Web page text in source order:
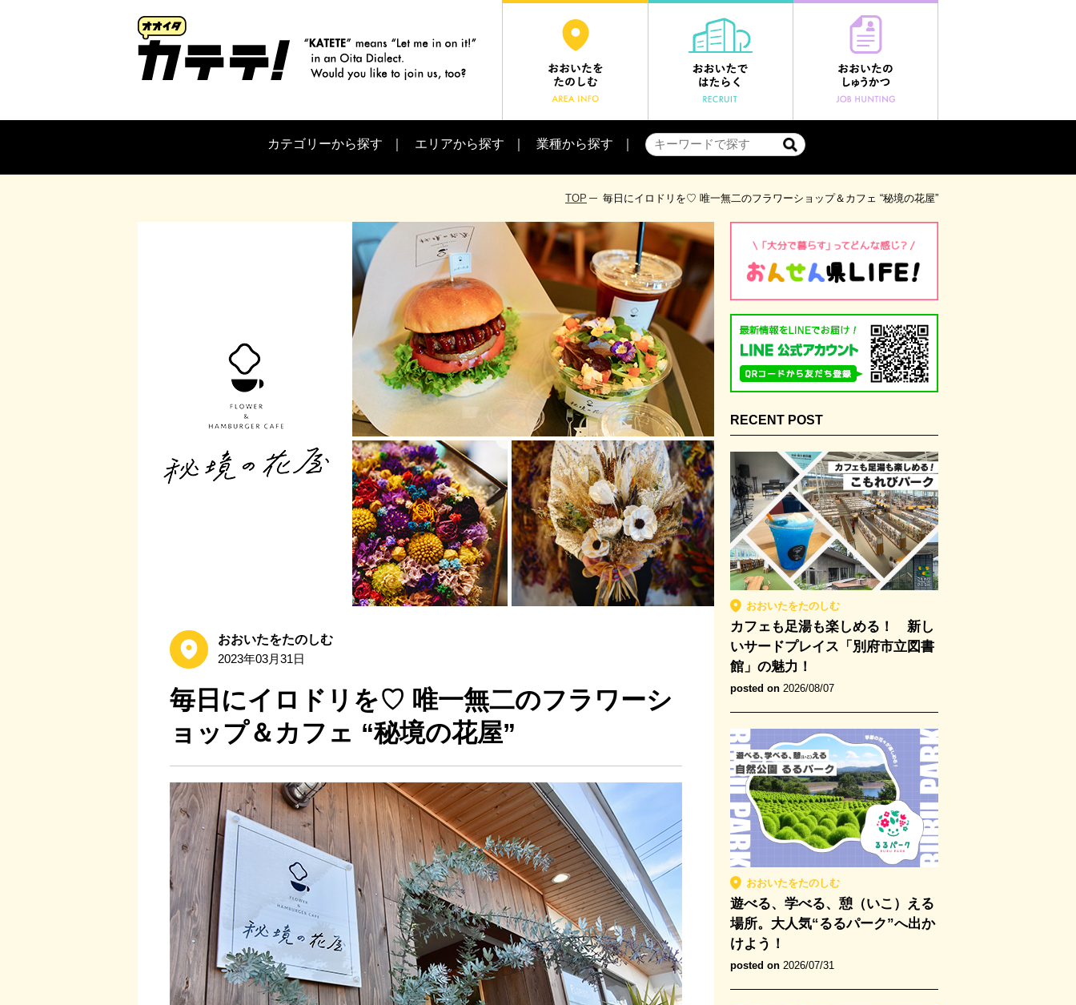
カテゴリーから探す エリアから探す 業種から探す
TOP 毎日にイロドリを♡ 唯一無二のフラワーショップ＆カフェ “秘境の花屋”
おおいたをたのしむ
2023年03月31日
毎日にイロドリを♡ 唯一無二のフラワーシ
ョップ＆カフェ “秘境の花屋”
RECENT POST
おおいたをたのしむ
カフェも足湯も楽しめる！ 新し
いサードプレイス「別府市立図書
館」の魅力！
posted on 2026/08/07
おおいたをたのしむ
遊べる、学べる、憩（いこ）える
場所。大人気“るるパーク”へ出か
けよう！
posted on 2026/07/31